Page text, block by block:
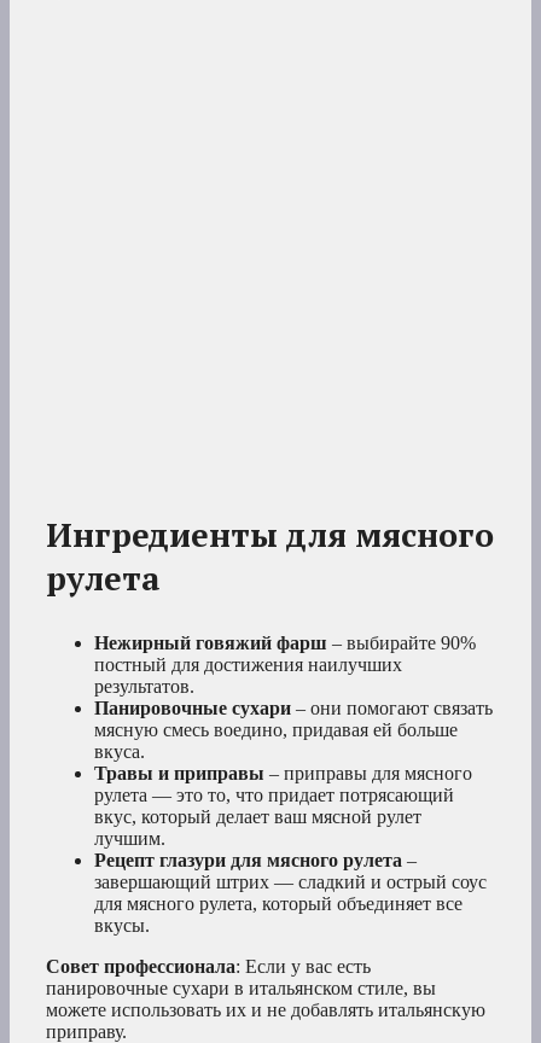
Ингредиенты для мясного
рулета
Нежирный говяжий фарш – выбирайте 90%
постный для достижения наилучших
результатов.
Панировочные сухари – они помогают связать
мясную смесь воедино, придавая ей больше
вкуса.
Травы и приправы – приправы для мясного
рулета — это то, что придает потрясающий
вкус, который делает ваш мясной рулет
лучшим.
Рецепт глазури для мясного рулета –
завершающий штрих — сладкий и острый соус
для мясного рулета, который объединяет все
вкусы.
Совет профессионала: Если у вас есть
панировочные сухари в итальянском стиле, вы
можете использовать их и не добавлять итальянскую
приправу.